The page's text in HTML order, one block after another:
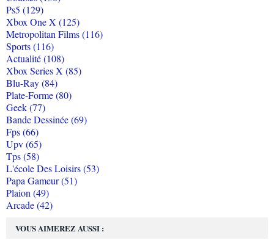
VOUS AIMEREZ AUSSI :
Ps5 (129)
Xbox One X (125)
Metropolitan Films (116)
Sports (116)
Actualité (108)
Xbox Series X (85)
Blu-Ray (84)
Plate-Forme (80)
Geek (77)
Bande Dessinée (69)
Fps (66)
Upv (65)
Tps (58)
L'école Des Loisirs (53)
Papa Gameur (51)
Plaion (49)
Arcade (42)